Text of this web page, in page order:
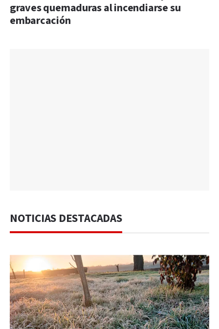
graves quemaduras al incendiarse su
embarcación
NOTICIAS DESTACADAS